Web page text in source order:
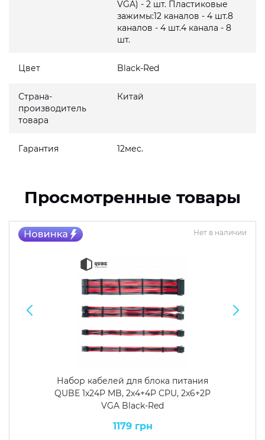
VGA) - 2 шт. Пластиковые
зажимы:12 каналов - 4 шт.8
каналов - 4 шт.4 канала - 8
шт.
Цвет Black-Red
Страна-
производитель
товара
Китай
Гарантия 12мес.
Просмотренные товары
Нет в наличии
Набор кабелей для блока питания
QUBE 1x24P MB, 2x4+4P CPU, 2x6+2P
VGA Black-Red
1179 грн